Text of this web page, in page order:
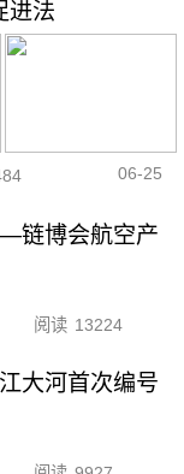
进法
06-25
链博会航空产
阅读 13224
大河首次编号